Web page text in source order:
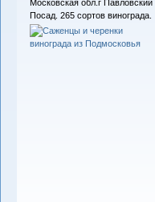
Московская обл.г Павловский
Посад. 265 сортов винограда.